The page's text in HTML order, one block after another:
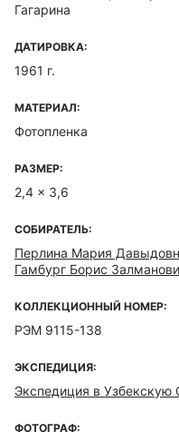
Гагарина
ДАТИРОВКА:
1961 г.
МАТЕРИАЛ:
Фотопленка
РАЗМЕР:
2,4 x 3,6
СОБИРАТЕЛЬ:
Перлина Мария
Гамбург Борис
КОЛЛЕКЦИОННЫЙ НОМЕР:
РЭМ 9115-138
ЭКСПЕДИЦИЯ:
Экспедиция в Узбекскую
ФОТОГРАФ: